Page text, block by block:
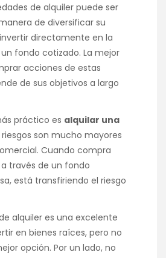
de alquiler puede ser
de diversificar su
directamente en la
fondo cotizado. La mejor
acciones de estas
de sus objetivos a largo
práctico es alquilar una
riesgos son mucho mayores
Cuando compra
través de un fondo
está transfiriendo el riesgo
alquiler es una excelente
en bienes raíces, pero no
opción. Por un lado, no